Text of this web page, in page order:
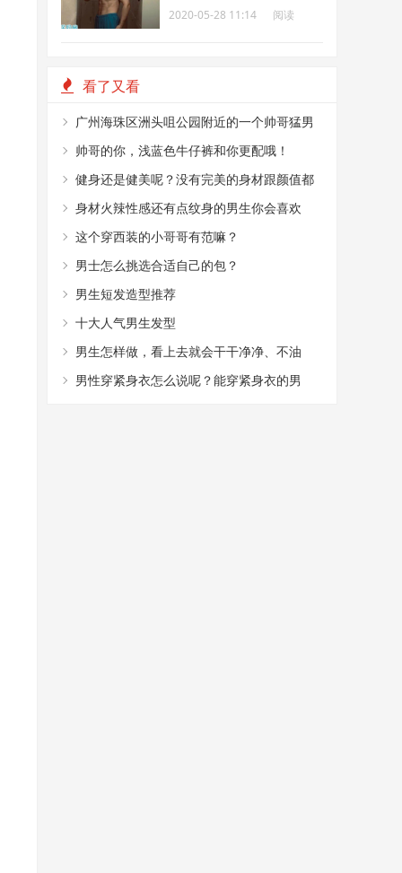
2020-05-28 11:14
阅读
看了又看
广州海珠区洲头咀公园附近的一个帅哥猛男
烤肉摊
帅哥的你，浅蓝色牛仔裤和你更配哦！
健身还是健美呢？没有完美的身材跟颜值都
不敢这么穿！
身材火辣性感还有点纹身的男生你会喜欢
嘛？
这个穿西装的小哥哥有范嘛？
男士怎么挑选合适自己的包？
男生短发造型推荐
十大人气男生发型
男生怎样做，看上去就会干干净净、不油
腻？
男性穿紧身衣怎么说呢？能穿紧身衣的男